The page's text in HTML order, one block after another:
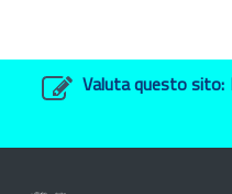
Valuta questo sito: